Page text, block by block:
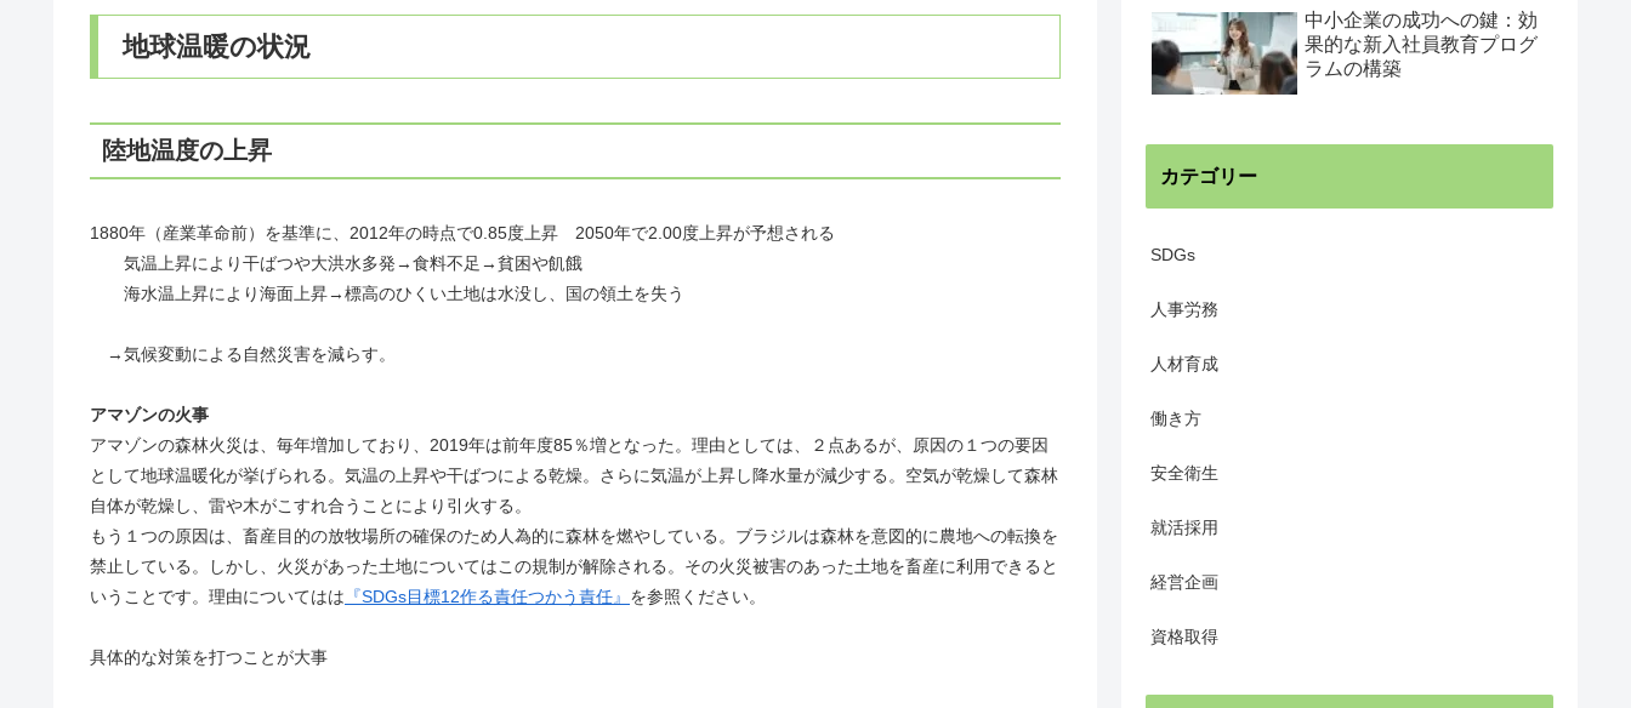
地球温暖の状況
陸地温度の上昇
1880年（産業革命前）を基準に、2012年の時点で0.85度上昇 2050年で2.00度上昇が予想される
気温上昇により干ばつや大洪水多発→食料不足→貧困や飢餓
海水温上昇により海面上昇→標高のひくい土地は水没し、国の領土を失う
→気候変動による自然災害を減らす。
アマゾンの火事
アマゾンの森林火災は、毎年増加しており、2019年は前年度85％増となった。理由としては、２点あるが、原因の１つの要因
として地球温暖化が挙げられる。気温の上昇や干ばつによる乾燥。さらに気温が上昇し降水量が減少する。空気が乾燥して森林
自体が乾燥し、雷や木がこすれ合うことにより引火する。
もう１つの原因は、畜産目的の放牧場所の確保のため人為的に森林を燃やしている。ブラジルは森林を意図的に農地への転換を
禁止している。しかし、火災があった土地についてはこの規制が解除される。その火災被害のあった土地を畜産に利用できると
いうことです。理由についてはは 『SDGs目標12作る責任つかう責任』 を参照ください。
具体的な対策を打つことが大事
中小企業の成功への鍵：効
果的な新入社員教育プログ
ラムの構築
カテゴリー
SDGs
人事労務
人材育成
働き方
安全衛生
就活採用
経営企画
資格取得